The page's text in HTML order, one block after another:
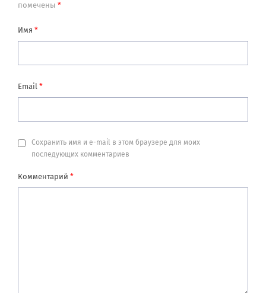
помечены *
Имя *
Email *
Сохранить имя и e-mail в этом браузере для моих
последующих комментариев
Комментарий *